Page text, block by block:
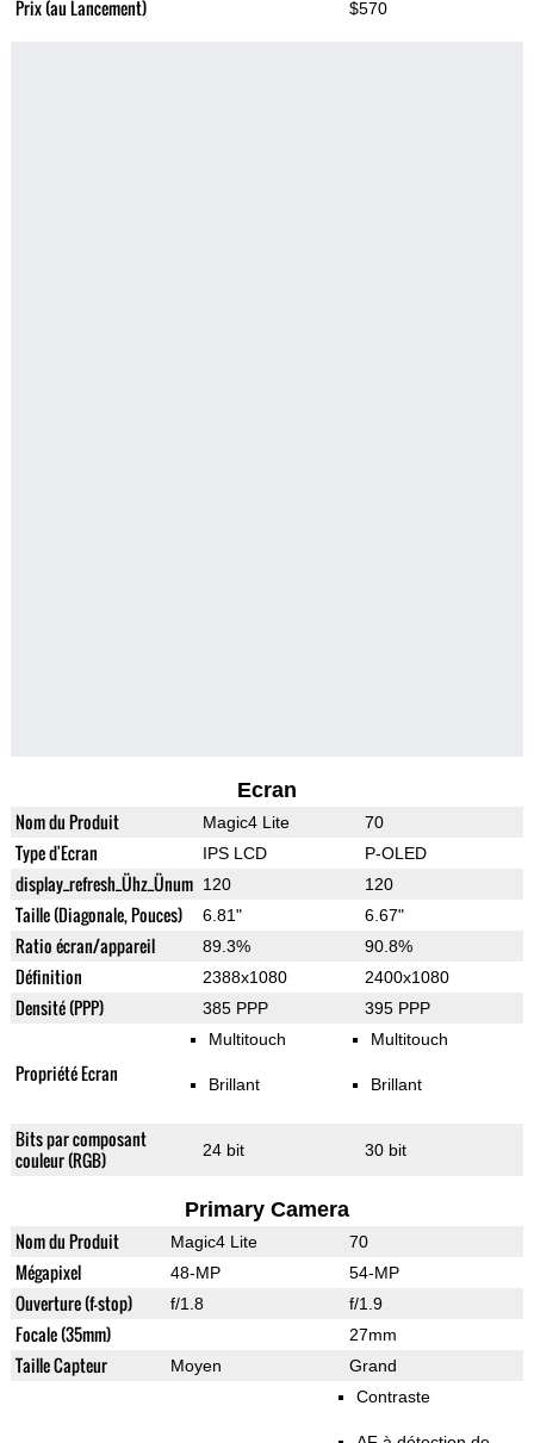
Prix (au Lancement) $570
Ecran
Nom du Produit Magic4 Lite 70
Type d'Ecran IPS LCD P-OLED
display_refresh_Ühz_Ünum 120 120
Taille (Diagonale, Pouces) 6.81" 6.67"
Ratio écran/appareil 89.3% 90.8%
Définition 2388x1080 2400x1080
Densité (PPP) 385 PPP 395 PPP
Propriété Ecran
Multitouch
Brillant
Multitouch
Brillant
Bits par composant
couleur (RGB)
24 bit 30 bit
Primary Camera
Nom du Produit Magic4 Lite 70
Mégapixel 48-MP 54-MP
Ouverture (f-stop) f/1.8 f/1.9
Focale (35mm) 27mm
Taille Capteur Moyen
Grand
Contraste